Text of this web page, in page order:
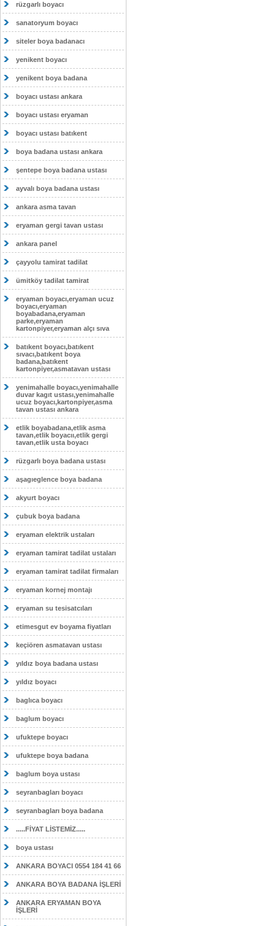
rüzgarlı boyacı
sanatoryum boyacı
siteler boya badanacı
yenikent boyacı
yenikent boya badana
boyacı ustası ankara
boyacı ustası eryaman
boyacı ustası batıkent
boya badana ustası ankara
şentepe boya badana ustası
ayvalı boya badana ustası
ankara asma tavan
eryaman gergi tavan ustası
ankara panel
çayyolu tamirat tadilat
ümitköy tadilat tamirat
eryaman boyacı,eryaman ucuz
boyacı,eryaman
boyabadana,eryaman
parke,eryaman
kartonpiyer,eryaman alçı sıva
batıkent boyacı,batıkent
sıvacı,batıkent boya
badana,batıkent
kartonpiyer,asmatavan ustası
yenimahalle boyacı,yenimahalle
duvar kagıt ustası,yenimahalle
ucuz boyacı,kartonpiyer,asma
tavan ustası ankara
etlik boyabadana,etlik asma
tavan,etlik boyacıı,etlik gergi
tavan,etlik usta boyacı
rüzgarlı boya badana ustası
aşagıeglence boya badana
akyurt boyacı
çubuk boya badana
eryaman elektrik ustaları
eryaman tamirat tadilat ustaları
eryaman tamirat tadilat firmaları
eryaman kornej montajı
eryaman su tesisatcıları
etimesgut ev boyama fiyatları
keçiören asmatavan ustası
yıldız boya badana ustası
yıldız boyacı
baglıca boyacı
baglum boyacı
ufuktepe boyacı
ufuktepe boya badana
baglum boya ustası
seyranbagları boyacı
seyranbagları boya badana
.....FİYAT LİSTEMİZ.....
boya ustası
ANKARA BOYACI 0554 184 41 66
ANKARA BOYA BADANA İŞLERİ
ANKARA ERYAMAN BOYA
İŞLERİ